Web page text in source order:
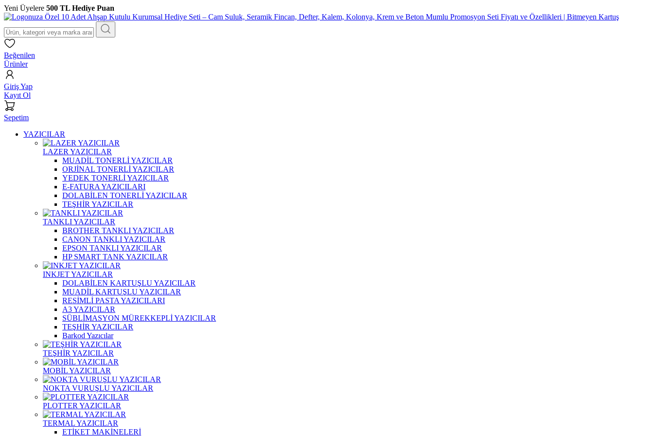
Yeni Üyelere 500 TL Hediye Puan
Beğenilen
Ürünler
Giriş Yap
Kayıt Ol
Sepetim
YAZICILAR
LAZER YAZICILAR
MUADİL TONERLİ YAZICILAR
ORJİNAL TONERLİ YAZICILAR
YEDEK TONERLİ YAZICILAR
E-FATURA YAZICILARI
DOLABİLEN TONERLİ YAZICILAR
TEŞHİR YAZICILAR
TANKLI YAZICILAR
BROTHER TANKLI YAZICILAR
CANON TANKLI YAZICILAR
EPSON TANKLI YAZICILAR
HP SMART TANK YAZICILAR
INKJET YAZICILAR
DOLABİLEN KARTUŞLU YAZICILAR
MUADİL KARTUŞLU YAZICILAR
RESİMLİ PASTA YAZICILARI
A3 YAZICILAR
SÜBLİMASYON MÜREKKEPLİ YAZICILAR
TEŞHİR YAZICILAR
Barkod Yazıcılar
TEŞHİR YAZICILAR
MOBİL YAZICILAR
NOKTA VURUŞLU YAZICILAR
PLOTTER YAZICILAR
TERMAL YAZICILAR
ETİKET MAKİNELERİ